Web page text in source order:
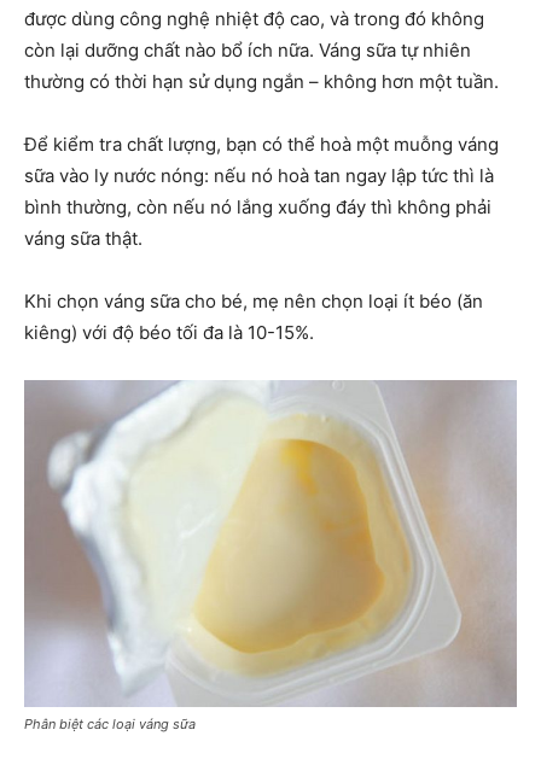
được dùng công nghệ nhiệt độ cao, và trong đó không
còn lại dưỡng chất nào bổ ích nữa. Váng sữa tự nhiên
thường có thời hạn sử dụng ngắn – không hơn một tuần.
Để kiểm tra chất lượng, bạn có thể hoà một muỗng váng
sữa vào ly nước nóng: nếu nó hoà tan ngay lập tức thì là
bình thường, còn nếu nó lắng xuống đáy thì không phải
váng sữa thật.
Khi chọn váng sữa cho bé, mẹ nên chọn loại ít béo (ăn
kiêng) với độ béo tối đa là 10-15%.
Phân biệt các loại váng sữa